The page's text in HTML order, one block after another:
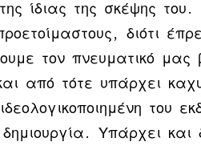
της ίδιας της σκέψης
διότι
τον πνευματικό
από τότε υπάρχει
του
δημιουργία. Υπάρχει